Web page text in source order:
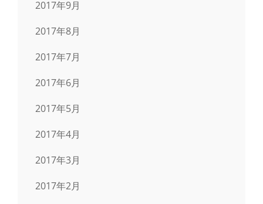
2017年9月
2017年8月
2017年7月
2017年6月
2017年5月
2017年4月
2017年3月
2017年2月